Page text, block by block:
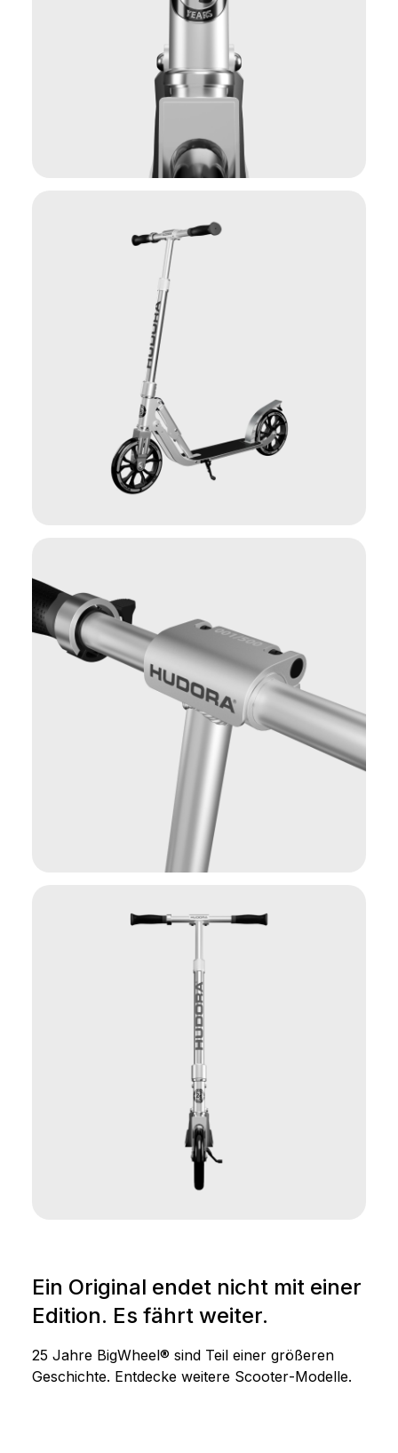
Ein Original endet nicht mit einer
Edition. Es fährt weiter.
25 Jahre BigWheel® sind Teil einer größeren
Geschichte. Entdecke weitere Scooter‑Modelle.